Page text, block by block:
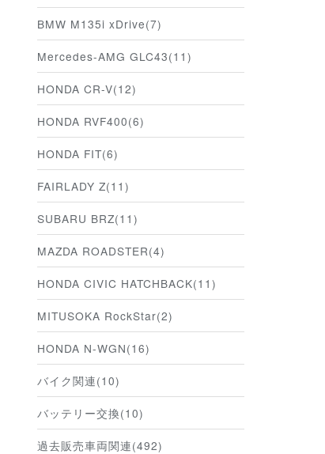
BMW M135i xDrive(7)
Mercedes-AMG GLC43(11)
HONDA CR-V(12)
HONDA RVF400(6)
HONDA FIT(6)
FAIRLADY Z(11)
SUBARU BRZ(11)
MAZDA ROADSTER(4)
HONDA CIVIC HATCHBACK(11)
MITUSOKA RockStar(2)
HONDA N-WGN(16)
バイク関連(10)
バッテリー交換(10)
過去販売車両関連(492)